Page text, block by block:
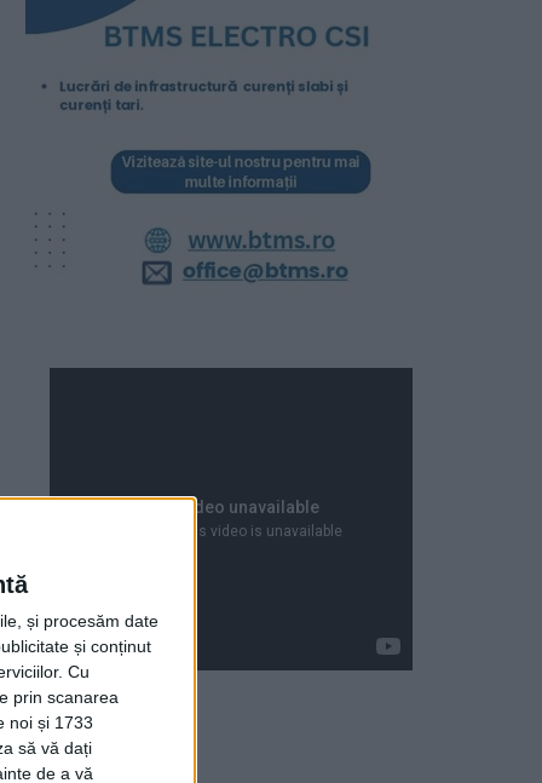
și procesăm date
și conținut
Cu
prin scanarea
noi și 1733
să vă dați
de a vă
Articole recente